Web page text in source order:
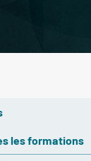
les formations